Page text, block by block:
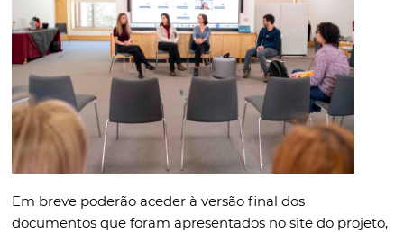
Em breve poderão aceder à versão final dos
documentos que foram apresentados no site do projeto,